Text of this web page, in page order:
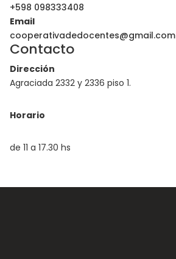
+598 098333408
Email
cooperativadedocentes@gmail.com
Contacto
Dirección
Agraciada 2332 y 2336 piso 1.
Horario
de 11 a 17.30 hs